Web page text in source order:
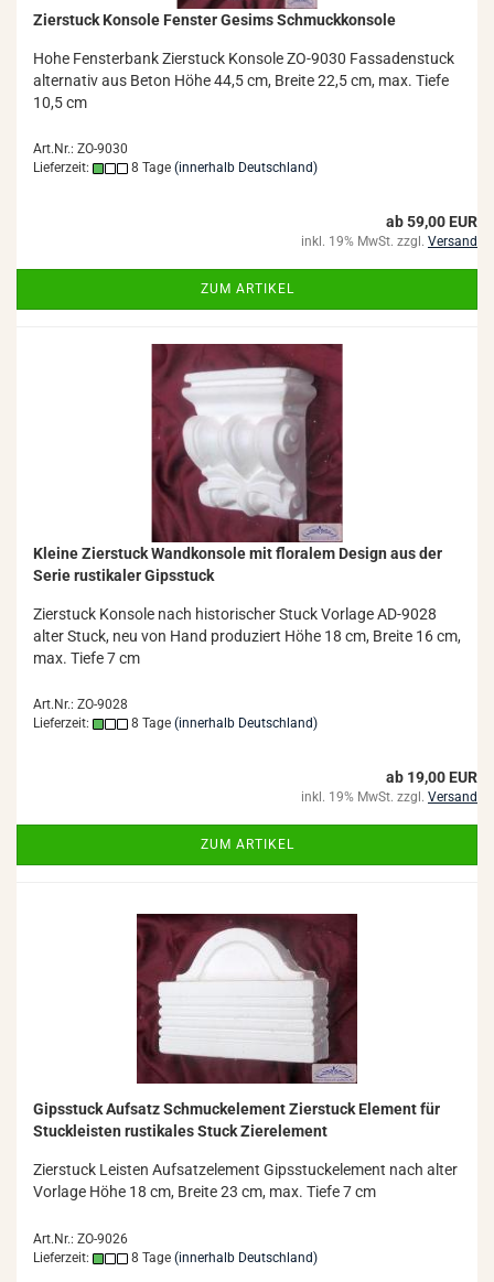
Zier­stuck Kon­so­le Fens­ter Ge­sims Schmuck­kon­so­le
Hohe Fens­ter­bank Zier­stuck Kon­so­le ZO-​9030 Fas­sa­den­stuck
al­ter­na­tiv aus Beton Höhe 44,5 cm, Brei­te 22,5 cm, max. Tiefe
10,5 cm
Art.Nr.: ZO-9030
Lieferzeit:
8 Tage (innerhalb Deutschland)
ab 59,00 EUR
inkl. 19% MwSt. zzgl. Versand
ZUM ARTIKEL
Klei­ne Zier­stuck Wand­kon­so­le mit flo­ra­lem De­sign aus der
Serie rus­ti­ka­ler Gips­stuck
Zier­stuck Kon­so­le nach his­to­ri­scher Stuck Vor­la­ge AD-​9028
alter Stuck, neu von Hand pro­du­ziert Höhe 18 cm, Brei­te 16 cm,
max. Tiefe 7 cm
Art.Nr.: ZO-9028
Lieferzeit:
8 Tage (innerhalb Deutschland)
ab 19,00 EUR
inkl. 19% MwSt. zzgl. Versand
ZUM ARTIKEL
Gips­stuck Auf­satz Schmuck­ele­ment Zier­stuck Ele­ment für
Stuck­leis­ten rus­ti­ka­les Stuck Zier­ele­ment
Zier­stuck Leis­ten Auf­satz­ele­ment Gips­stu­ck­ele­ment nach alter
Vor­la­ge Höhe 18 cm, Brei­te 23 cm, max. Tiefe 7 cm
Art.Nr.: ZO-9026
Lieferzeit:
8 Tage (innerhalb Deutschland)